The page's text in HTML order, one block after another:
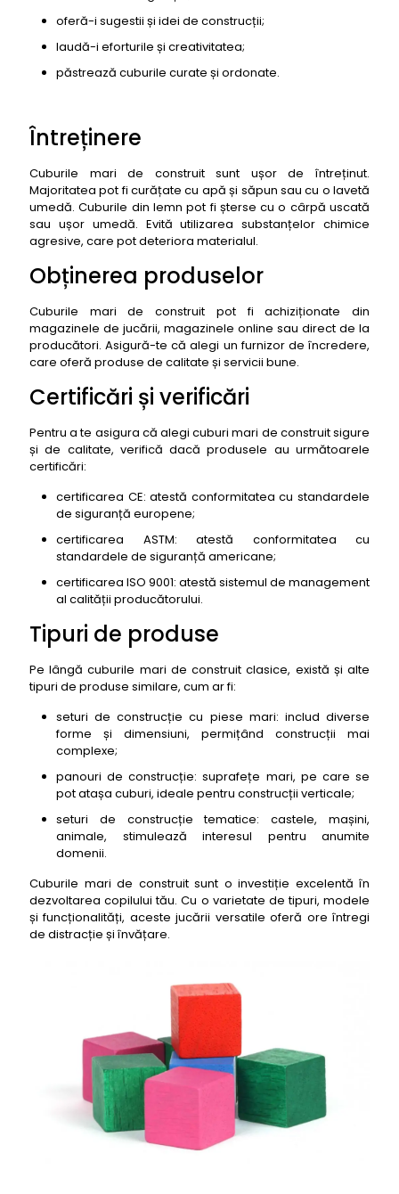
oferă-i sugestii și idei de construcții;
laudă-i eforturile și creativitatea;
păstrează cuburile curate și ordonate.
Întreținere
Cuburile mari de construit sunt ușor de întreținut.
Majoritatea pot fi curățate cu apă și săpun sau cu o lavetă
umedă. Cuburile din lemn pot fi șterse cu o cârpă uscată
sau ușor umedă. Evită utilizarea substanțelor chimice
agresive, care pot deteriora materialul.
Obținerea produselor
Cuburile mari de construit pot fi achiziționate din
magazinele de jucării, magazinele online sau direct de la
producători. Asigură-te că alegi un furnizor de încredere,
care oferă produse de calitate și servicii bune.
Certificări și verificări
Pentru a te asigura că alegi cuburi mari de construit sigure
și de calitate, verifică dacă produsele au următoarele
certificări:
certificarea CE: atestă conformitatea cu standardele
de siguranță europene;
certificarea ASTM: atestă conformitatea cu
standardele de siguranță americane;
certificarea ISO 9001: atestă sistemul de management
al calității producătorului.
Tipuri de produse
Pe lângă cuburile mari de construit clasice, există și alte
tipuri de produse similare, cum ar fi:
seturi de construcție cu piese mari: includ diverse
forme și dimensiuni, permițând construcții mai
complexe;
panouri de construcție: suprafețe mari, pe care se
pot atașa cuburi, ideale pentru construcții verticale;
seturi de construcție tematice: castele, mașini,
animale, stimulează interesul pentru anumite
domenii.
Cuburile mari de construit sunt o investiție excelentă în
dezvoltarea copilului tău. Cu o varietate de tipuri, modele
și funcționalități, aceste jucării versatile oferă ore întregi
de distracție și învățare.